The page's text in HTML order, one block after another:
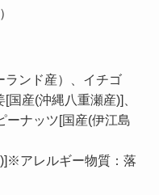
ランド産）、イチゴ
国産(沖縄八重瀬産)]、
ーナッツ[国産(伊江島
アレルギー物質：落